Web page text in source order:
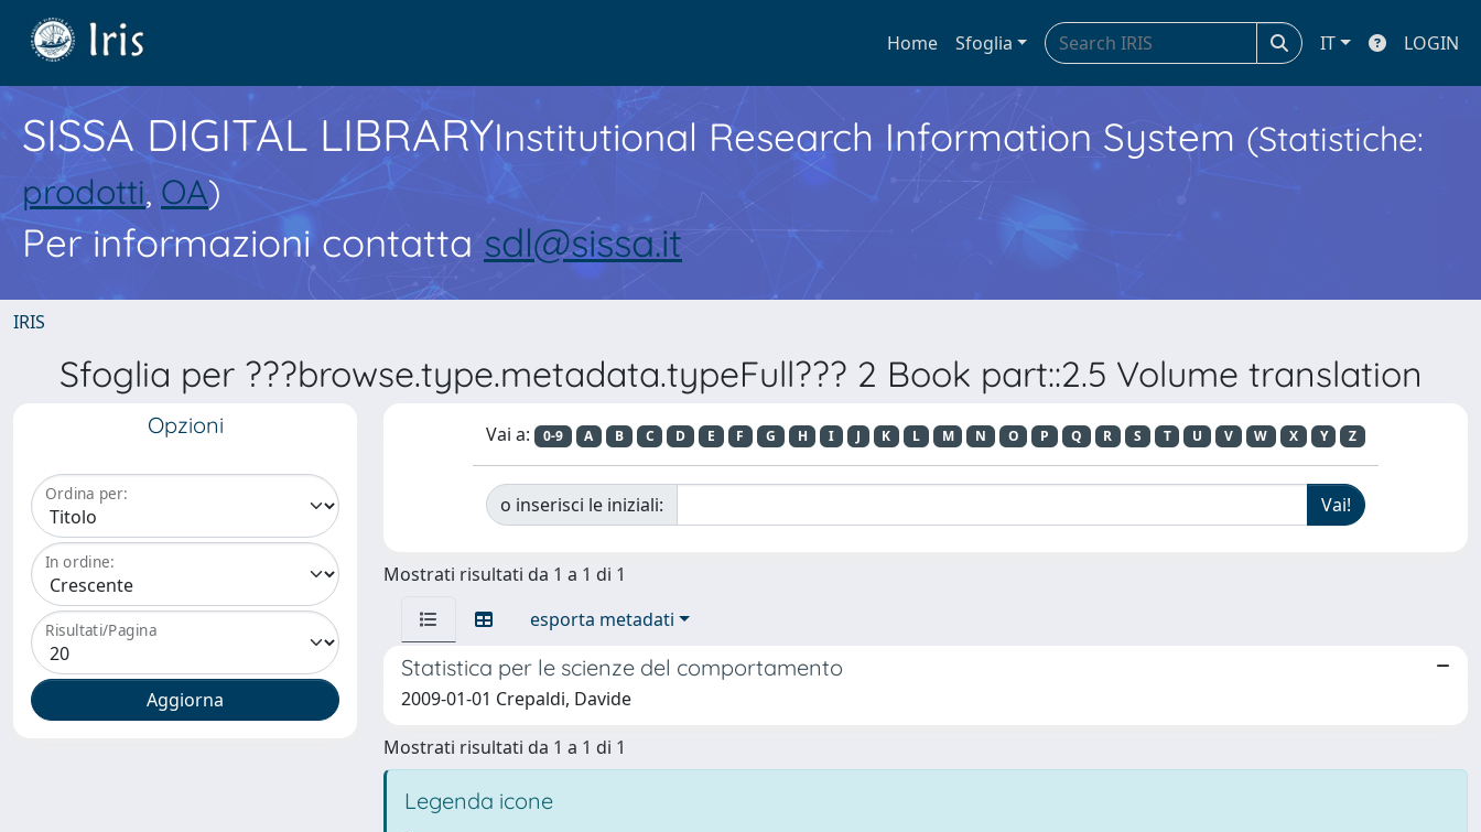
Home Sfoglia IT LOGIN
SISSA DIGITAL LIBRARYInstitutional Research Information System (Statistiche:
prodotti, OA)
Per informazioni contatta sdl@sissa.it
IRIS
Sfoglia per ???browse.type.metadata.typeFull??? 2 Book part::2.5 Volume translation
Opzioni
Ordina per:
In ordine:
Risultati/Pagina
Vai a: 0-9 A B C D E F G H I J K L M N O P Q R S T U V W X Y Z
o inserisci le iniziali:
Mostrati risultati da 1 a 1 di 1
esporta metadati
Statistica per le scienze del comportamento
2009-01-01 Crepaldi, Davide
Mostrati risultati da 1 a 1 di 1
Legenda icone